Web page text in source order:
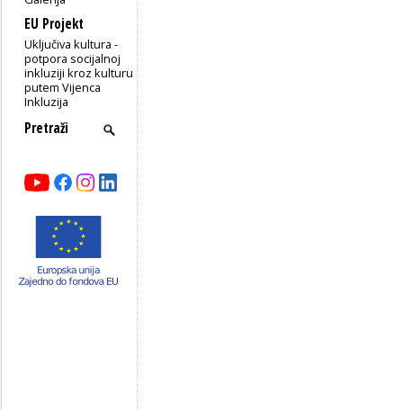
EU Projekt
Uključiva kultura -
potpora socijalnoj
inkluziji kroz kulturu
putem Vijenca
Inkluzija